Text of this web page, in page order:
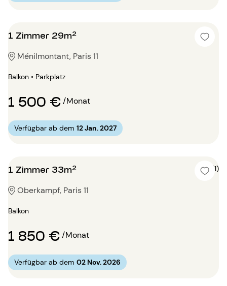
1 Zimmer 29m²
Ménilmontant, Paris 11
Balkon • Parkplatz
1 500 €/Monat
Verfügbar ab dem 12 Jan. 2027
1 Zimmer 33m² 5 (1)
Oberkampf, Paris 11
Balkon
1 850 €/Monat
Verfügbar ab dem 02 Nov. 2026